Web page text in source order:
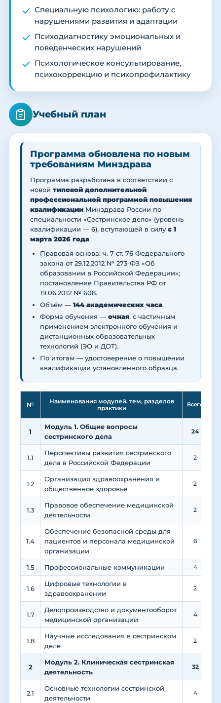
Специальную психологию: работу с
нарушениями развития и адаптации
Психодиагностику эмоциональных и
поведенческих нарушений
Психологическое консультирование,
психокоррекцию и психопрофилактику
Учебный план
Программа обновлена по новым
требованиям Минздрава
Программа разработана в соответствии с
новой типовой дополнительной
профессиональной программой повышения
квалификации Минздрава России по
специальности «Сестринское дело» (уровень
квалификации — 6), вступающей в силус 1
марта 2026 года.
Правовая основа: ч. 7 ст. 76 Федерального
закона от 29.12.2012 № 273-ФЗ «Об
образовании в Российской Федерации»;
постановление Правительства РФ от
19.06.2012 № 608.
Объём — 144 академических часа.
Форма обучения — очная, с частичным
применением электронного обучения и
дистанционных образовательных
технологий (ЭО и ДОТ).
По итогам — удостоверение о повышении
квалификации установленного образца.
№
Наименования модулей, тем, разделов
практики
Всего
1
Модуль 1. Общие вопросы
сестринского дела
24
1.1
Перспективы развития сестринского
дела в Российской Федерации
2
1.2
Организация здравоохранения и
общественное здоровье
2
1.3
Правовое обеспечение медицинской
деятельности
2
1.4
Обеспечение безопасной среды для
пациентов и персонала медицинской
организации
6
1.5 Профессиональные коммуникации 4
1.6
Цифровые технологии в
здравоохранении
2
1.7
Делопроизводство и документооборот
медицинской организации
4
1.8
Научные исследования в сестринском
деле
2
2
Модуль 2. Клиническая сестринская
деятельность
32
2.1
Основные технологии сестринской
деятельности
4